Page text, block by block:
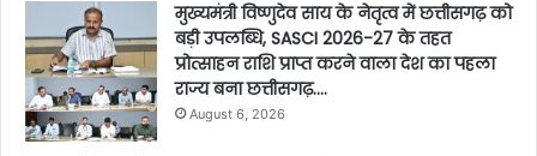
मुख्यमंत्री विष्णुदेव साय के नेतृत्व में छत्तीसगढ़ को
बड़ी उपलब्धि, SASCI 2026-27 के तहत
प्रोत्साहन राशि प्राप्त करने वाला देश का पहला
राज्य बना छत्तीसगढ़….
August 6, 2026